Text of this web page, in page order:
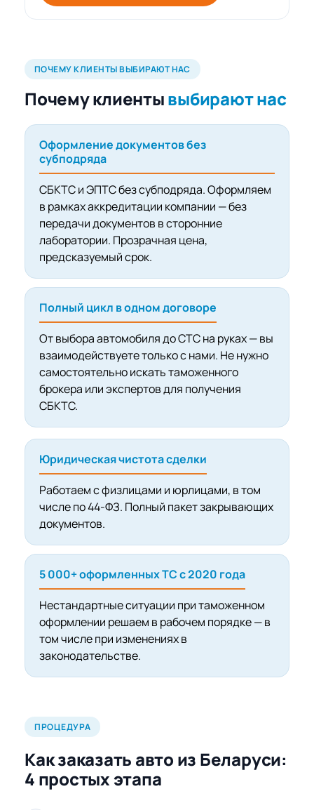
ПОЧЕМУ КЛИЕНТЫ ВЫБИРАЮТ НАС
Почему клиентывыбирают нас
Оформление документов без
субподряда
СБКТС и ЭПТС без субподряда. Оформляем
в рамках аккредитации компании — без
передачи документов в сторонние
лаборатории. Прозрачная цена,
предсказуемый срок.
Полный цикл в одном договоре
От выбора автомобиля до СТС на руках — вы
взаимодействуете только с нами. Не нужно
самостоятельно искать таможенного
брокера или экспертов для получения
СБКТС.
Юридическая чистота сделки
Работаем с физлицами и юрлицами, в том
числе по 44-ФЗ. Полный пакет закрывающих
документов.
5 000+ оформленных ТС с 2020 года
Нестандартные ситуации при таможенном
оформлении решаем в рабочем порядке — в
том числе при изменениях в
законодательстве.
ПРОЦЕДУРА
Как заказать авто из Беларуси:
4 простых этапа